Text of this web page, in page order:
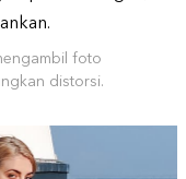
foto
distorsi.